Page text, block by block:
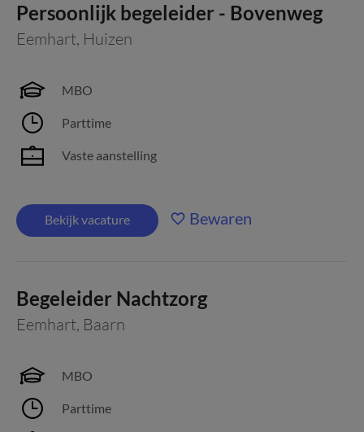
Persoonlijk begeleider - Bovenweg
Eemhart, Huizen
MBO
Parttime
Vaste aanstelling
Bekijk vacature Bewaren
Begeleider Nachtzorg
Eemhart, Baarn
MBO
Parttime